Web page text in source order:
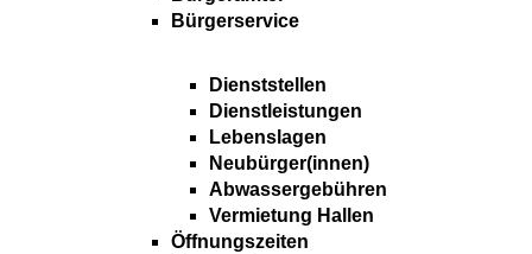
Bürgerservice
Dienststellen
Dienstleistungen
Lebenslagen
Neubürger(innen)
Abwassergebühren
Vermietung Hallen
Öffnungszeiten